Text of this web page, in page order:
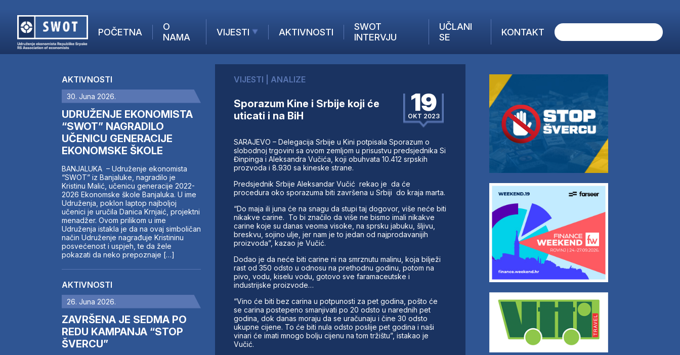
POČETNA
O
NAMA
VIJESTI
AKTUELNO
KOMPANIJE
FINANSIJE
IZ STRANIH MEDIJA
AKTIVNOSTI
SWOT
INTERVJU
UČLANI
SE
KONTAKT
AKTUELNO
ANALIZE
KOMPANIJE
FINANSIJE
IZ STRANIH MEDIJA
AKTIVNOSTI
SWOT INTERVJU
UČLANI SE
KONTAKT
AKTIVNOSTI
30. Juna 2026.
UDRUŽENJE EKONOMISTA
“SWOT” NAGRADILO
UČENICU GENERACIJE
EKONOMSKE ŠKOLE
BANJALUKA – Udruženje ekonomista
“SWOT” iz Banjaluke, nagradilo je
Kristinu Malić, učenicu generacije 2022-
2026 Ekonomske škole Banjaluka. U ime
Udruženja, poklon laptop najboljoj
učenici je uručila Danica Krnjaić, projektni
menadžer. Ovom prilikom u ime
Udruženja istakla je da na ovaj simboličan
način Udruženje nagrađuje Kristininu
posvećenost i uspjeh, te da žele
pokazati da neko prepoznaje […]
AKTIVNOSTI
26. Juna 2026.
ZAVRŠENA JE SEDMA PO
REDU KAMPANJA “STOP
ŠVERCU”
VIJESTI ANALIZE
Sporazum Kine i Srbije koji će
uticati i na BiH
19
OKT 2023
SARAJEVO – Delegacija Srbije u Kini potpisala Sporazum o
slobodnoj trgovini sa ovom zemljom u prisustvu predsjednika Si
Đinpinga i Aleksandra Vučića, koji obuhvata 10.412 srpskih
prozvoda i 8.930 sa kineske strane.
Predsjednik Srbije Aleksandar Vučić rekao je da će
procedura oko sporazuma biti završena u Srbiji do kraja marta.
“Do maja ili juna će na snagu da stupi taj dogovor, više neće biti
nikakve carine. To bi značilo da više ne bismo imali nikakve
carine koje su danas veoma visoke, na sprsku jabuku, šljivu,
breskvu, sojino ulje, jer nam je to jedan od najprodavanijih
proizvoda”, kazao je Vučić.
Dodao je da neće biti carine ni na smrznutu malinu, koja bilježi
rast od 350 odsto u odnosu na prethodnu godinu, potom na
pivo, vodu, kiselu vodu, gotovo sve faramaceutske i
industrijske proizvode…
“Vino će biti bez carina u potpunosti za pet godina, pošto će
se carina postepeno smanjivati po 20 odsto u narednih pet
godina, dok danas moraju da se uračunaju i čine 30 odsto
ukupne cijene. To će biti nula odsto poslije pet godina i naši
vinari će imati mnogo bolju cijenu na tom tržištu”, istakao je
Vučić.